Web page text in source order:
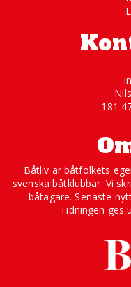
181
Båtliv är båtfolkets
svenska båtklubbar. Vi
båtägare. Senaste
Tidningen ges